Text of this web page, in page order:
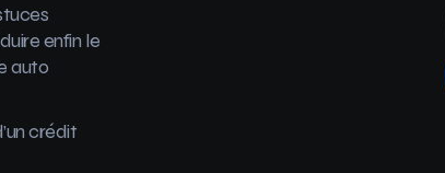
enfin le
auto
crédit